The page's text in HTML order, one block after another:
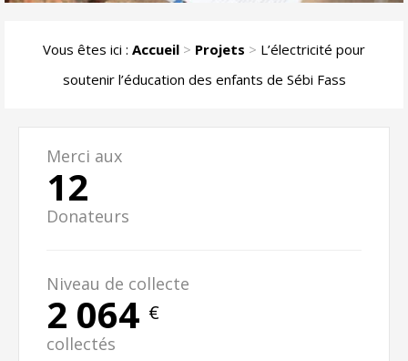
Vous êtes ici : Accueil > Projets > L’électricité pour
soutenir l’éducation des enfants de Sébi Fass
Merci aux
12
Donateurs
Niveau de collecte
2 064 €
collectés